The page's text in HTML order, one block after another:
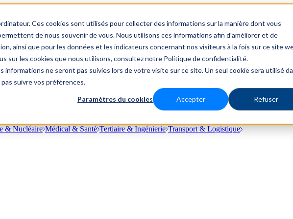
Ces cookies sont utilisés pour collecter des informations sur la manière dont vous
de nous souvenir de vous. Nous utilisons ces informations afin d'améliorer et de
ainsi que pour les données et les indicateurs concernant nos visiteurs à la fois sur ce site
sur les cookies que nous utilisons, consultez notre Politique de confidentialité.
informations ne seront pas suivies lors de votre visite sur ce site. Un seul cookie sera utilisé
suivre vos préférences.
Paramètres du cookies Accepter Refuser
& Nucléaire Médical & Santé Tertiaire & Ingénierie Transport & Logistique